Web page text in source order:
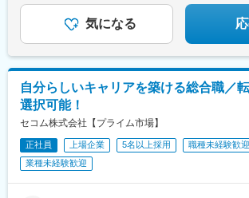
駅、北茅ケ崎駅、横須賀中央駅、相模原駅、
崎駅、東所沢駅、入曽駅、東飯能駅、所沢駅
県)、東松山駅、御花畑駅、本庄駅、海浜幕
岸駅、四街道駅、佐倉駅、五井駅、木更津駅
駅(千葉県)、柏駅、市川駅、西船橋駅、小金
田沼駅、新鎌ケ谷駅、茂原駅、東金駅、成田
ン中央駅、佐原駅、銚子駅、八日市場駅、真
積寺駅、西那須野駅、黒磯駅、鹿沼駅、小山
賀駅、守谷駅、取手駅、土浦駅、古河駅、つ
気になる
自分らしいキャリアを築ける総合職／
選択可能！
セコム株式会社【プライム市場】
正社員 上場企業 5名以上採用
職種未経験歓迎
業種未経験歓迎